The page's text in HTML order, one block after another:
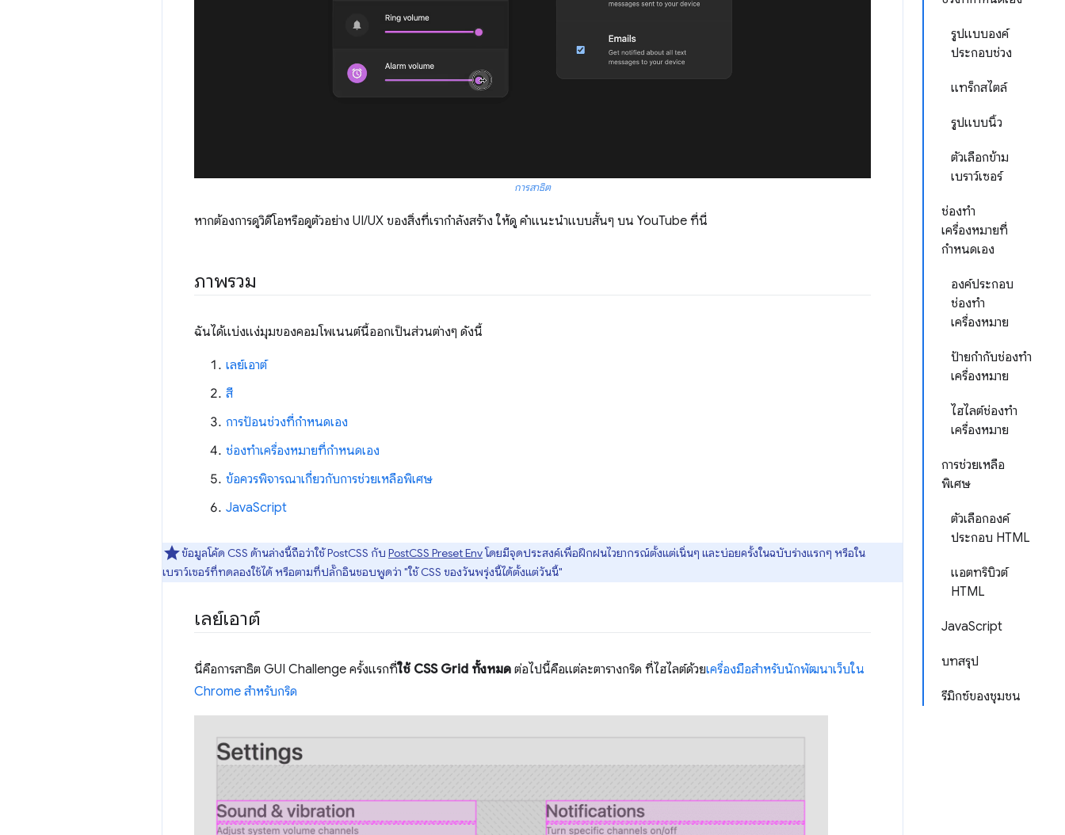
รูปแบบองค์
ประกอบช่วง
แทร็กสไตล์
รูปแบบนิ้ว
ตัวเลือกข้าม
เบราว์เซอร์
ช่องทำ
เครื่องหมายที่
กำหนดเอง
องค์ประกอบ
ช่องทำ
เครื่องหมาย
ป้ายกำกับช่องทำ
เครื่องหมาย
ไฮไลต์ช่องทำ
เครื่องหมาย
การช่วยเหลือ
พิเศษ
ตัวเลือกองค์
ประกอบ HTML
แอตทริบิวต์
HTML
JavaScript
บทสรุป
รีมิกซ์ของชุมชน
การสาธิต
หากต้องการดูวิดีโอหรือดูตัวอย่าง UI/UX ของสิ่งที่เรากำลังสร้าง ให้ดู คำแนะนำแบบสั้นๆ บน YouTube ที่นี่
ภาพรวม
ฉันได้แบ่งแง่มุมของคอมโพเนนต์นี้ออกเป็นส่วนต่างๆ ดังนี้
เลย์เอาต์
สี
การป้อนช่วงที่กำหนดเอง
ช่องทำเครื่องหมายที่กำหนดเอง
ข้อควรพิจารณาเกี่ยวกับการช่วยเหลือพิเศษ
JavaScript
ข้อมูลโค้ด CSS ด้านล่างนี้ถือว่าใช้ PostCSS กับ PostCSS Preset Envโดยมีจุดประสงค์เพื่อฝึกฝนไวยากรณ์ตั้งแต่เนิ่นๆ และบ่อยครั้งในฉบับร่างแรกๆ หรือใน
เบราว์เซอร์ที่ทดลองใช้ได้ หรือตามที่ปลั๊กอินชอบพูดว่า "ใช้ CSS ของวันพรุ่งนี้ได้ตั้งแต่วันนี้"
เลย์เอาต์
นี่คือการสาธิต GUI Challenge ครั้งแรกที่ใช้ CSS Grid ทั้งหมด ต่อไปนี้คือแต่ละตารางกริด ที่ไฮไลต์ด้วยเครื่องมือสำหรับนักพัฒนาเว็บใน
Chrome สำหรับกริด